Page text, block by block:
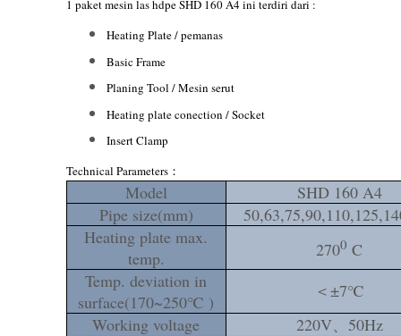
1 paket mesin las hdpe SHD 160 A4 ini terdiri dari :
Heating Plate / pemanas
Basic Frame
Planing Tool / Mesin serut
Heating plate conection / Socket
Insert Clamp
Technical Parameters ：
Model
SHD 160 A4
Pipe size(mm)
Heating plate max.
temp.
2700 C
Temp. deviation in
surface(170~250℃ )
＜±7℃
Working voltage
220V、50Hz